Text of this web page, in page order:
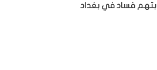
بتهم فساد في بغداد